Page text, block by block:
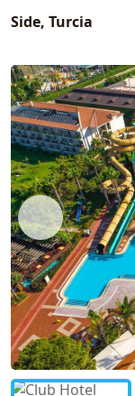
Side, Turcia